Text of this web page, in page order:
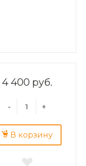
4 400 руб.
- +
В корзину